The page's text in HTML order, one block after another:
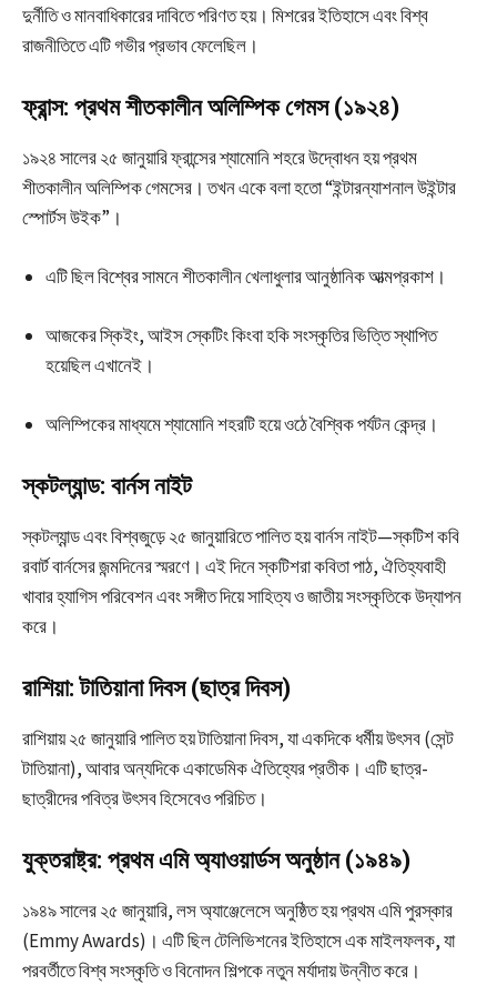
দুর্নীতি ও মানবাধিকারের দাবিতে পরিণত হয়। মিশরের ইতিহাসে এবং বিশ্ব
রাজনীতিতে এটি গভীর প্রভাব ফেলেছিল।
ফ্রান্স: প্রথম শীতকালীন অলিম্পিক গেমস (১৯২৪)
১৯২৪ সালের ২৫ জানুয়ারি ফ্রান্সের শ্যামোনি শহরে উদ্বোধন হয় প্রথম
শীতকালীন অলিম্পিক গেমসের। তখন একে বলা হতো “ইন্টারন্যাশনাল উইন্টার
স্পোর্টস উইক”।
এটি ছিল বিশ্বের সামনে শীতকালীন খেলাধুলার আনুষ্ঠানিক আত্মপ্রকাশ।
আজকের স্কিইং, আইস স্কেটিং কিংবা হকি সংস্কৃতির ভিত্তি স্থাপিত
হয়েছিল এখানেই।
অলিম্পিকের মাধ্যমে শ্যামোনি শহরটি হয়ে ওঠে বৈশ্বিক পর্যটন কেন্দ্র।
স্কটল্যান্ড: বার্নস নাইট
স্কটল্যান্ড এবং বিশ্বজুড়ে ২৫ জানুয়ারিতে পালিত হয় বার্নস নাইট—স্কটিশ কবি
রবার্ট বার্নসের জন্মদিনের স্মরণে। এই দিনে স্কটিশরা কবিতা পাঠ, ঐতিহ্যবাহী
খাবার হ্যাগিস পরিবেশন এবং সঙ্গীত দিয়ে সাহিত্য ও জাতীয় সংস্কৃতিকে উদ্‌যাপন
করে।
রাশিয়া: টাতিয়ানা দিবস (ছাত্র দিবস)
রাশিয়ায় ২৫ জানুয়ারি পালিত হয় টাতিয়ানা দিবস, যা একদিকে ধর্মীয় উৎসব (সেন্ট
টাতিয়ানা), আবার অন্যদিকে একাডেমিক ঐতিহ্যের প্রতীক। এটি ছাত্র-
ছাত্রীদের পবিত্র উৎসব হিসেবেও পরিচিত।
যুক্তরাষ্ট্র: প্রথম এমি অ্যাওয়ার্ডস অনুষ্ঠান (১৯৪৯)
১৯৪৯ সালের ২৫ জানুয়ারি, লস অ্যাঞ্জেলেসে অনুষ্ঠিত হয় প্রথম এমি পুরস্কার
(Emmy Awards)। এটি ছিল টেলিভিশনের ইতিহাসে এক মাইলফলক, যা
পরবর্তীতে বিশ্ব সংস্কৃতি ও বিনোদন শিল্পকে নতুন মর্যাদায় উন্নীত করে।